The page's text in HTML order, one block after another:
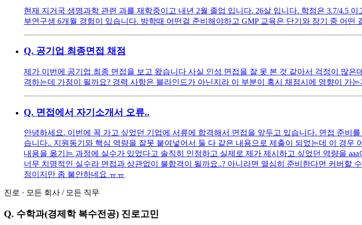
현재 지거국 생명과학 관련 과를 재학중이고 내년 2월 졸업 입니다. 26살 입니다. 학점은 3.7/4.5
부연구생 6개월 경험이 있습니다. 방학때 어떤걸 준비해야하고 GMP 교육은 단기와 장기 중 어
Q. 공기업 최종면접 채점
제가 이번에 공기업 최종 면접을 보고 왔습니다 사실 인성 면접을 잘 못 본 것 같아서 걱정이 많
격하는데 가점이 될까요? 경력 사항은 블라인드가 아닌지라 이 부분이 혹시 채점시에 영향이 가
Q. 면접에서 자기소개서 오류..
안녕하세요. 이번에 꼭 가고 싶었던 기업에 서류에 합격해서 면접을 앞두고 있습니다. 면접 준비
습니다.. 지원동기와 핵심 역량을 잘못 붙여넣어서 둘 다 같은 내용으로 제출이 되었는데 이 경
내용을 옮기는 과정에 실수가 있었다고 솔직히 인정하고 실제로 제가 제시하고 싶었던 역량을
너무 치명적인 실수라 면접과 상관없이 불합격이 될까요..? 아니라면 열심히 준비한다면 커버할
정이지만 좀 불안하네요 ㅠㅠ
진로 · 모든 회사 / 모든 직무
Q. 수학과(경제학 복수전공) 진로고민